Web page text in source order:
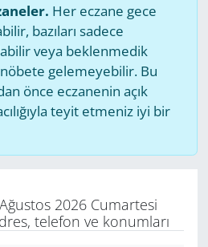
Her eczane gece
bazıları sadece
veya beklenmedik
gelemeyebilir. Bu
önce eczanenin açık
teyit etmeniz iyi bir
2026 Cumartesi
telefon ve konumları